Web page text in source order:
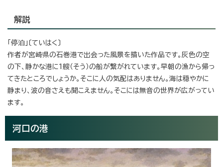
解説
「停泊」〔ていはく〕
作者が宮崎県の石巻港で出会った風景を描いた作品です。灰色の空
の下、静かな港に1艘（そう）の船が繋がれています。早朝の漁から帰っ
てきたところでしょうか。そこに人の気配はありません。海は穏やかに
静まり、波の音さえも聞こえません。そこには無音の世界が広がってい
ます。
河口の港